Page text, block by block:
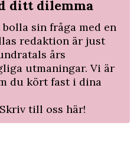
ditt dilemma
sin fråga med en
redaktion är just
års
utmaningar. Vi är
du kört fast i dina
Skriv till oss här!